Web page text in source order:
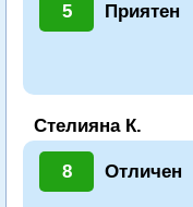
5 Приятен
Стелияна К.
8 Отличен